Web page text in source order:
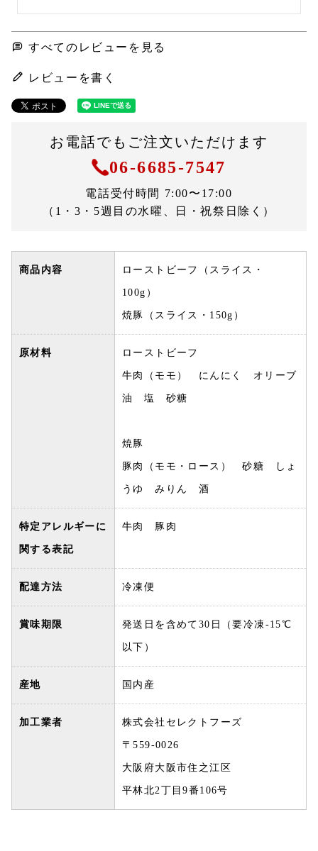
すべてのレビューを見る
レビューを書く
お電話でもご注文いただけます
06-6685-7547
電話受付時間 7:00〜17:00
（1・3・5週目の水曜、日・祝祭日除く）
商品内容 ローストビーフ（スライス・
100g）
焼豚（スライス・150g）
原材料 ローストビーフ
牛肉（モモ） にんにく オリーブ
油 塩 砂糖
焼豚
豚肉（モモ・ロース） 砂糖 しょ
うゆ みりん 酒
特定アレルギーに
関する表記
牛肉 豚肉
配達方法 冷凍便
賞味期限 発送日を含めて30日（要冷凍-15℃
以下）
産地 国内産
加工業者 株式会社セレクトフーズ
〒559-0026
大阪府大阪市住之江区
平林北2丁目9番106号